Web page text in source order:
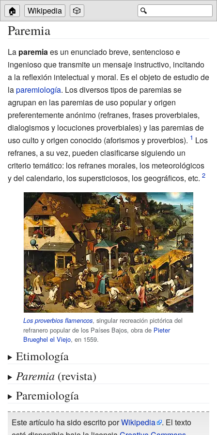
🔍
🏠 Wikipedia 🎲
Paremia
La paremia es un enunciado breve, sentencioso e
ingenioso que transmite un mensaje instructivo, incitando
a la reflexión intelectual y moral. Es el objeto de estudio de
laparemiología. Los diversos tipos de paremias se
agrupan en las paremias de uso popular y origen
preferentemente anónimo (refranes, frases proverbiales,
dialogismos y locuciones proverbiales) y las paremias de
uso culto y origen conocido (aforismos y proverbios).
Los
refranes, a su vez, pueden clasificarse siguiendo un
criterio temático: los refranes morales, los meteorológicos
y del calendario, los supersticiosos, los geográficos, etc.
Los proverbios flamencos, singular recreación pictórica del
refranero popular de los Países Bajos, obra de Pieter
Brueghel el Viejo, en 1559.
Etimología
Paremia(revista)
Paremiología
Este artículo ha sido escrito porWikipedia
. El texto